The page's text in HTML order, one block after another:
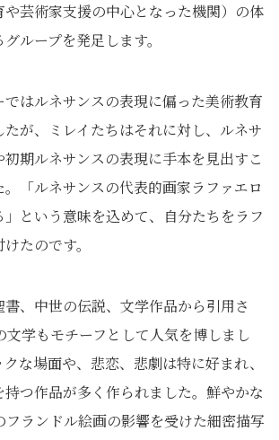
や芸術家支援の中心となった機関） の体
ループを発足します。
はルネサンスの表現に偏った美術教育
が、ミレイたちはそれに対し、ルネサ
初期ルネサンスの表現に手本を見出すこ
。「ルネサンスの代表的画家ラファエロ
」という意味を込めて、自分たちをラフ
たのです。
、中世の伝説、文学作品から引用さ
文学もモチーフとして人気を博しまし
な場面や、悲恋、悲劇は特に好まれ、
つ作品が多く作られました。鮮やかな
フランドル絵画の影響を受けた細密描写